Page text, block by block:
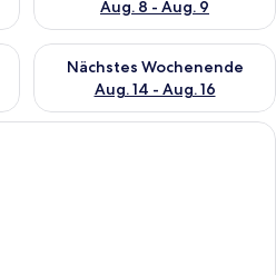
Aug. 8 - Aug. 9
dieses Wochenende, Aug. 7
Nächstes Wochenende
Aug. 14 - Aug. 16
Überprüfe die Verfügbarkeit
Ein Hotelzimmer mit Bett,